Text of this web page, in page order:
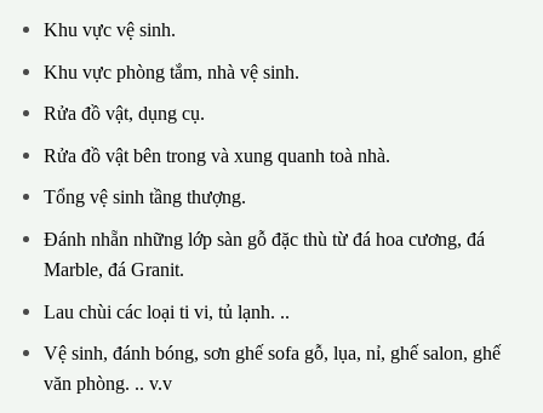
Khu vực vệ sinh.
Khu vực phòng tắm, nhà vệ sinh.
Rửa đồ vật, dụng cụ.
Rửa đồ vật bên trong và xung quanh toà nhà.
Tổng vệ sinh tầng thượng.
Đánh nhẵn những lớp sàn gỗ đặc thù từ đá hoa cương, đá
Marble, đá Granit.
Lau chùi các loại ti vi, tủ lạnh. ..
Vệ sinh, đánh bóng, sơn ghế sofa gỗ, lụa, nỉ, ghế salon, ghế
văn phòng. .. v.v